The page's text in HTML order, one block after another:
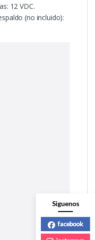
12 VDC.
(no incluido):
Siguenos
facebook